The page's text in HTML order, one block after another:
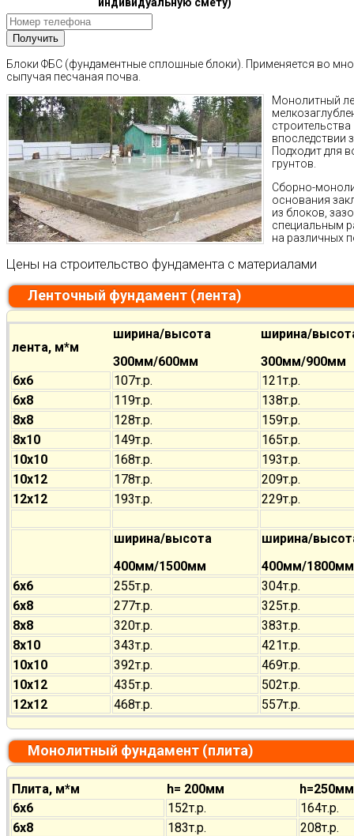
Блоки ФБС (фундаментные сплошные блоки). Применяется во
сыпучая песчаная почва.
Монолитный
впоследствии
Подходит для
грунтов.
Сборно-
основания
из блоков,
специальным
на различных
Цены на строительство фундамента с материалами
Ленточный фундамент (лента)
лента, м*м
ширина/высота
300мм/600мм
ширина/
300мм/900мм
6х6
107т.р.
121т.р.
6х8
119т.р.
138т.р.
8х8
128т.р.
159т.р.
8х10
149т.р.
165т.р.
10х10
168т.р.
193т.р.
10х12
178т.р.
209т.р.
12х12
193т.р. 229т.р.
ширина/высота
400мм/1500мм
ширина/
400мм/1800мм
6х6
255т.р.
304т.р.
6х8
277т.р.
325т.р.
8х8
320т.р.
383т.р.
8х10
343т.р.
421т.р.
10х10
392т.р.
469т.р.
10х12
435т.р.
502т.р.
12х12
468т.р. 557т.р.
Монолитный фундамент (плита)
Плита, м*м h= 200мм
h=250мм
6х6
152т.р.
164т.р.
6х8
183т.р.
208т.р.